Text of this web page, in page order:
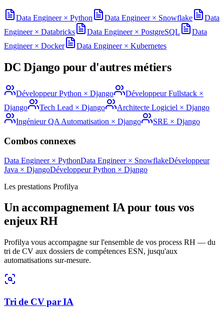
Data Engineer× Python Data Engineer× Snowflake
Data
Engineer× Databricks Data Engineer× PostgreSQL
Data
Engineer× Docker Data Engineer× Kubernetes
DCDjango pour d'autres métiers
Développeur Python × Django Développeur Fullstack ×
Django
Tech Lead × Django Architecte Logiciel × Django
Ingénieur QA Automatisation × Django SRE × Django
Combos connexes
Data Engineer× PythonData Engineer× SnowflakeDéveloppeur
Java × DjangoDéveloppeur Python × Django
Les prestations Profilya
Un accompagnement IA pour tous vos
enjeux RH
Profilya vous accompagne sur l'ensemble de vos process RH — du
tri de CV aux dossiers de compétences ESN, jusqu'aux
automatisations sur-mesure.
Tri de CV par IA